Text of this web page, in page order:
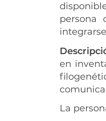
persona
en
La